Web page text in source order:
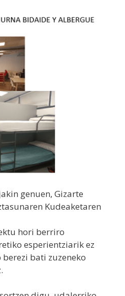
genuen, Gizarte
Kudeaketaren
hori berriro
esperientziarik ez
bati zuzeneko